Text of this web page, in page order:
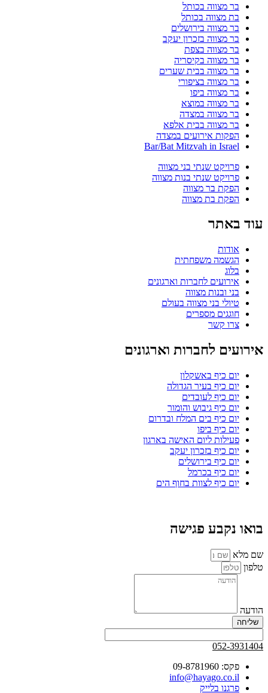
בר מצווה בכותל
בת מצווה בכותל
בר מצווה בירושלים
בר מצווה בזכרון יעקב
בר מצווה בצפת
בר מצווה בקיסריה
בר מצווה בבית שערים
בר מצווה בציפורי
בר מצווה ביפו
בר מצווה במוצא
בר מצווה במצדה
בר מצווה בבית אלפא
הפקות אירועים במצדה
Bar/Bat Mitzvah in Israel
פרויקט שנתי בני מצווה
פרויקט שנתי בנות מצווה
הפקת בר מצווה
הפקת בת מצווה
עוד באתר
אודות
הגשמה משפחתית
בלוג
אירועים לחברות וארגונים
בני ובנות מצווה
טיולי בני מצווה בעולם
חוגגים מספרים
צרו קשר
אירועים לחברות וארגונים
יום כיף באשקלון
יום כיף בעיר הגדולה
יום כיף לעובדים
יום כיף גיבוש והומור
יום כיף בים המלח ובדרום
יום כיף ביפו
פעילות ליום האישה בארגון
יום כיף בזכרון יעקב
יום כיף בירושלים
יום כיף בכרמל
יום כיף לצוות בחוף הים
בואו נקבע פגישה
שם מלא
טלפון
הודעה
שליחה
052-3931404
פקס: 09-8781960
info@hayago.co.il
פרגנו בלייק